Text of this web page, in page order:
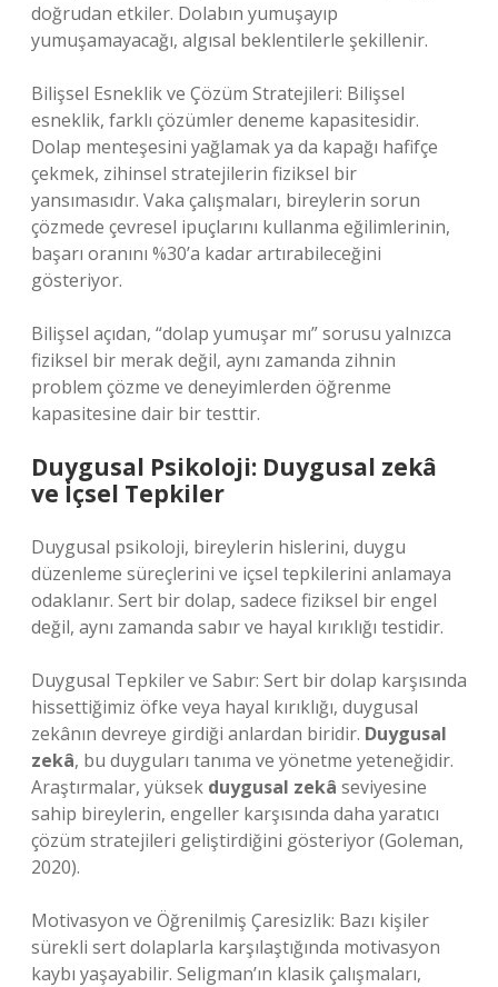
doğrudan etkiler. Dolabın yumuşayıp
yumuşamayacağı, algısal beklentilerle şekillenir.
Bilişsel Esneklik ve Çözüm Stratejileri: Bilişsel
esneklik, farklı çözümler deneme kapasitesidir.
Dolap menteşesini yağlamak ya da kapağı hafifçe
çekmek, zihinsel stratejilerin fiziksel bir
yansımasıdır. Vaka çalışmaları, bireylerin sorun
çözmede çevresel ipuçlarını kullanma eğilimlerinin,
başarı oranını %30’a kadar artırabileceğini
gösteriyor.
Bilişsel açıdan, “dolap yumuşar mı” sorusu yalnızca
fiziksel bir merak değil, aynı zamanda zihnin
problem çözme ve deneyimlerden öğrenme
kapasitesine dair bir testtir.
Duygusal Psikoloji: Duygusal zekâ
ve İçsel Tepkiler
Duygusal psikoloji, bireylerin hislerini, duygu
düzenleme süreçlerini ve içsel tepkilerini anlamaya
odaklanır. Sert bir dolap, sadece fiziksel bir engel
değil, aynı zamanda sabır ve hayal kırıklığı testidir.
Duygusal Tepkiler ve Sabır: Sert bir dolap karşısında
hissettiğimiz öfke veya hayal kırıklığı, duygusal
zekânın devreye girdiği anlardan biridir. Duygusal
zekâ, bu duyguları tanıma ve yönetme yeteneğidir.
Araştırmalar, yüksek duygusal zekâ seviyesine
sahip bireylerin, engeller karşısında daha yaratıcı
çözüm stratejileri geliştirdiğini gösteriyor (Goleman,
2020).
Motivasyon ve Öğrenilmiş Çaresizlik: Bazı kişiler
sürekli sert dolaplarla karşılaştığında motivasyon
kaybı yaşayabilir. Seligman’ın klasik çalışmaları,